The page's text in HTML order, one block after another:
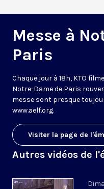
Messe à
Paris
Chaque jour à 18h, KTO
Notre-Dame de Paris
messe sont presque
www.aelf.org.
Visiter la page de
Autres vidéos de